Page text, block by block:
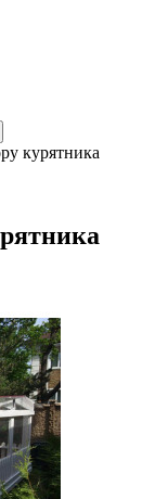
курятника